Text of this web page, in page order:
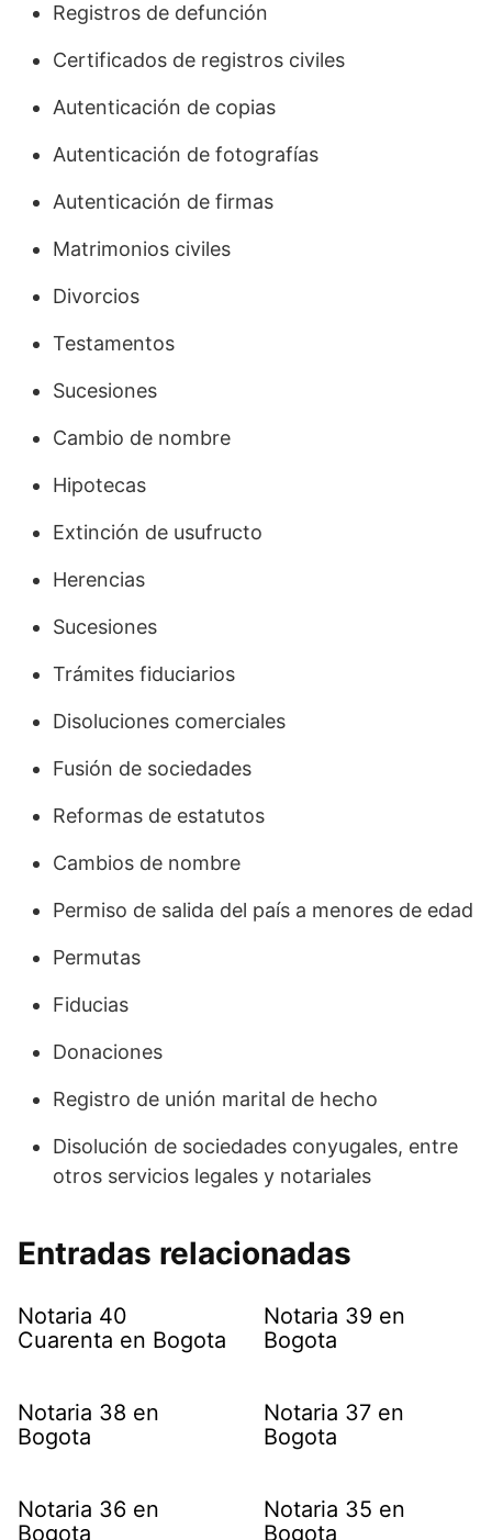
Registros de defunción
Certificados de registros civiles
Autenticación de copias
Autenticación de fotografías
Autenticación de firmas
Matrimonios civiles
Divorcios
Testamentos
Sucesiones
Cambio de nombre
Hipotecas
Extinción de usufructo
Herencias
Sucesiones
Trámites fiduciarios
Disoluciones comerciales
Fusión de sociedades
Reformas de estatutos
Cambios de nombre
Permiso de salida del país a menores de edad
Permutas
Fiducias
Donaciones
Registro de unión marital de hecho
Disolución de sociedades conyugales, entre
otros servicios legales y notariales
Entradas relacionadas
Notaria 40
Cuarenta en Bogota
Notaria 39 en
Bogota
Notaria 38 en
Bogota
Notaria 37 en
Bogota
Notaria 36 en
Bogota
Notaria 35 en
Bogota